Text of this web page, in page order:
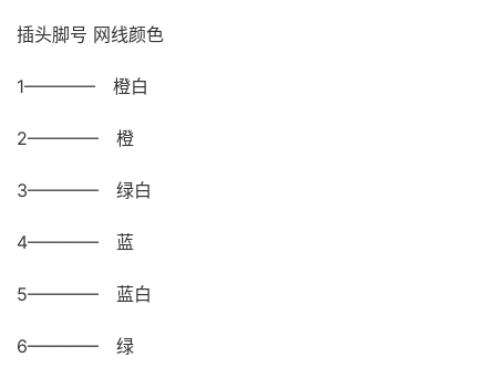
插头脚号 网线颜色
1———— 橙白
2———— 橙
3———— 绿白
4———— 蓝
5———— 蓝白
6———— 绿